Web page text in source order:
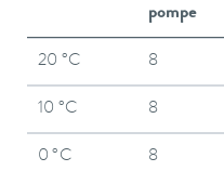
pompe
20 °C 8
10 °C 8
0 °C 8